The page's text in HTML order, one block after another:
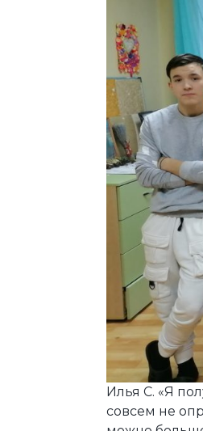
Илья С. «Я
совсем не